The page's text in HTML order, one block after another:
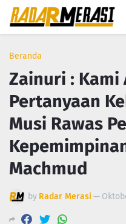
Beranda
Zainuri : Kami
Pertanyaan
Musi Rawas
Machmud
by Radar Merasi —